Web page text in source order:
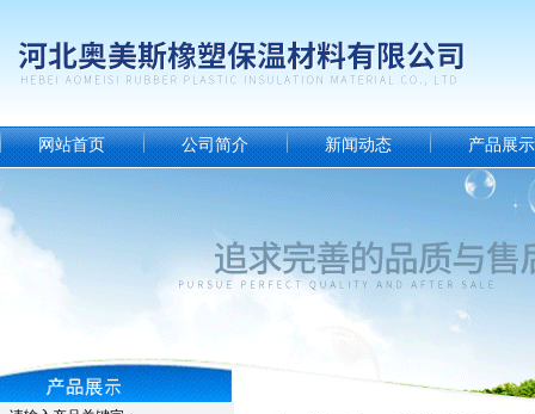
网站首页 公司简介 新闻动态 产品展示